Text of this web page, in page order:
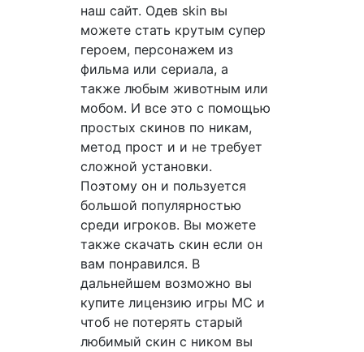
наш сайт. Одев skin вы
можете стать крутым супер
героем, персонажем из
фильма или сериала, а
также любым животным или
мобом. И все это с помощью
простых скинов по никам,
метод прост и и не требует
сложной установки.
Поэтому он и пользуется
большой популярностью
среди игроков. Вы можете
также скачать скин если он
вам понравился. В
дальнейшем возможно вы
купите лицензию игры MC и
чтоб не потерять старый
любимый скин с ником вы